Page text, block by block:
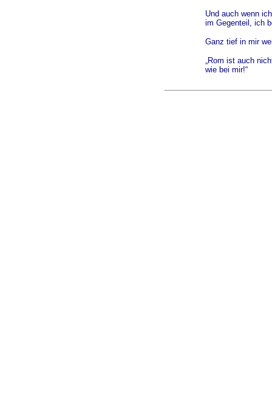
Und auch wenn
im Gegenteil, ich
Ganz tief in mir
„Rom ist auch
wie bei mir!“